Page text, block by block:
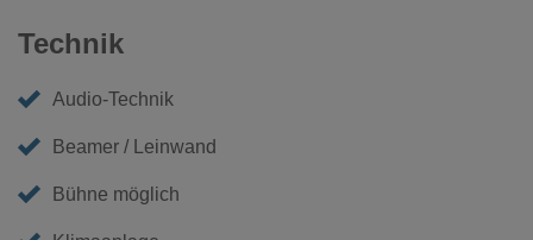
Technik
Audio-Technik
Beamer / Leinwand
Bühne möglich